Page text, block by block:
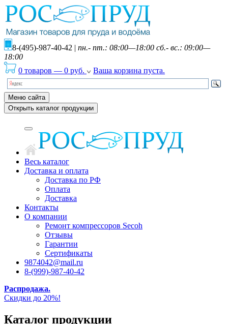
8-(495)-987-40-42 | пн.- пт.: 08:00—18:00 сб.- вс.: 09:00—
18:00
0 товаров — 0 руб. Ваша корзина пуста.
Меню сайта
Открыть каталог продукции
Весь каталог
Доставка и оплата
Доставка по РФ
Оплата
Доставка
Контакты
О компании
Ремонт компрессоров Secoh
Отзывы
Гарантии
Сертификаты
9874042@mail.ru
8-(999)-987-40-42
Распродажа.
Скидки до 20%!
Каталог продукции